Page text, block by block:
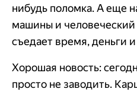
нибудь поломка. А еще
машины и
съедает время, деньги
Хорошая новость:
просто не заводить.